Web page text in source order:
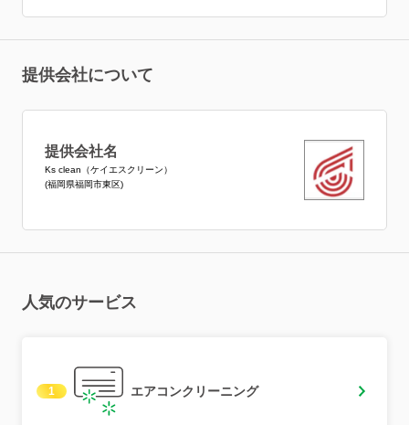
提供会社について
提供会社名
Ks clean（ケイエスクリーン）
(福岡県福岡市東区)
人気のサービス
1 エアコンクリーニング